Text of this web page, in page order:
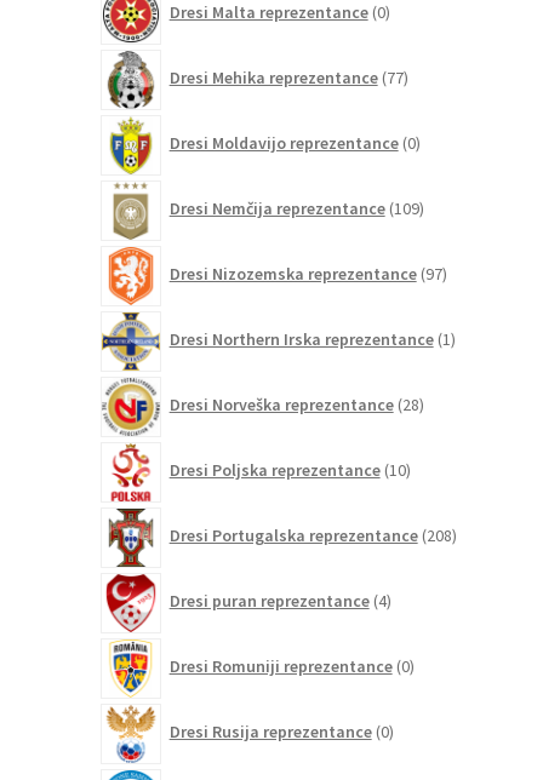
Dresi Malta reprezentance 0izdelkov
Dresi Mehika reprezentance 77izdelkov
Dresi Moldavijo reprezentance 0izdelkov
Dresi Nemčija reprezentance 109izdelkov
Dresi Nizozemska reprezentance 97izdelkov
Dresi Northern Irska reprezentance 1izdelek
Dresi Norveška reprezentance 28izdelkov
Dresi Poljska reprezentance 10izdelkov
Dresi Portugalska reprezentance 208izdelkov
Dresi puran reprezentance 4izdelki
Dresi Romuniji reprezentance 0izdelkov
Dresi Rusija reprezentance 0izdelkov